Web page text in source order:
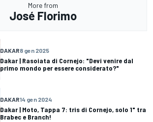
More from
José Florimo
DAKAR8 gen 2025
Dakar | Rasoiata di Cornejo: "Devi venire dal
primo mondo per essere considerato?"
DAKAR14 gen 2024
Dakar | Moto, Tappa 7: tris di Cornejo, solo 1" tra
Brabec e Branch!